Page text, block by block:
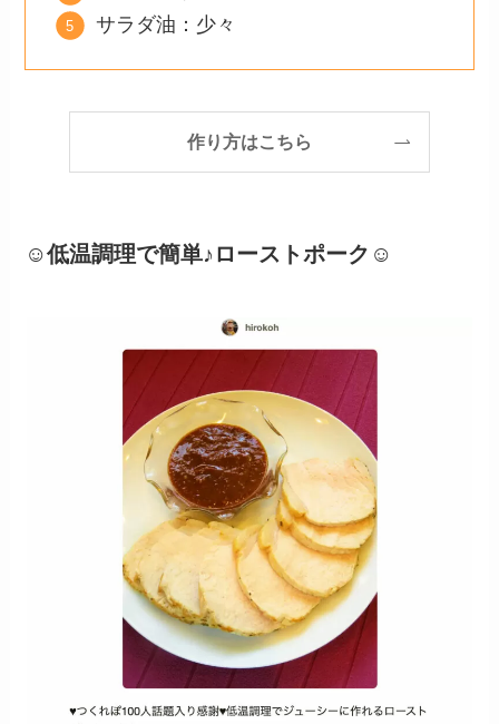
サラダ油：少々
作り方はこちら
☺低温調理で簡単♪ローストポーク☺